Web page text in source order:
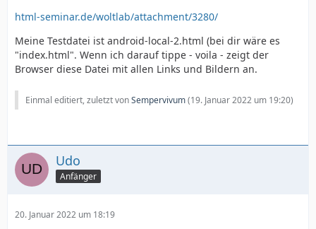
html-seminar.de/woltlab/attachment/3280/
Meine Testdatei ist android-local-2.html (bei dir wäre es
"index.html". Wenn ich darauf tippe - voila - zeigt der
Browser diese Datei mit allen Links und Bildern an.
Einmal editiert, zuletzt vonSempervivum(19. Januar 2022 um 19:20)
Udo
Anfänger
20. Januar 2022 um 18:19